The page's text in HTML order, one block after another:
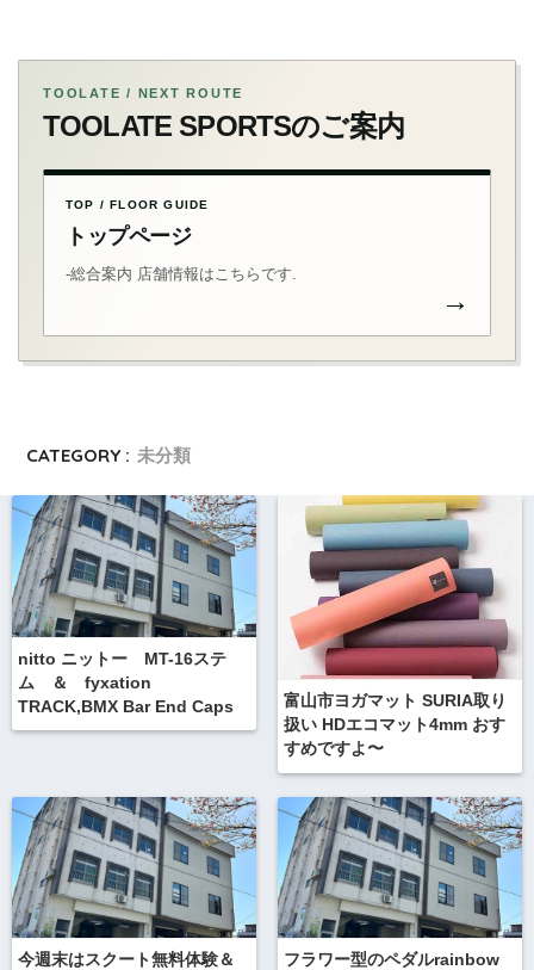
TOOLATE / NEXT ROUTE
TOOLATE SPORTSのご案内
TOP / FLOOR GUIDE
トップページ
-総合案内 店舗情報はこちらです.
→
CATEGORY : 未分類
nitto ニットー MT-16ステ
ム ＆ fyxation
TRACK,BMX Bar End Caps
富山市ヨガマット SURIA取り
扱い HDエコマット4mm おす
すめですよ〜
今週末はスクート無料体験＆ フラワー型のペダルrainbow